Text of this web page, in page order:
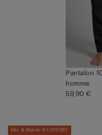
Pantalon
homme
59,90 €
Mix & Match 4+1 OFFERT